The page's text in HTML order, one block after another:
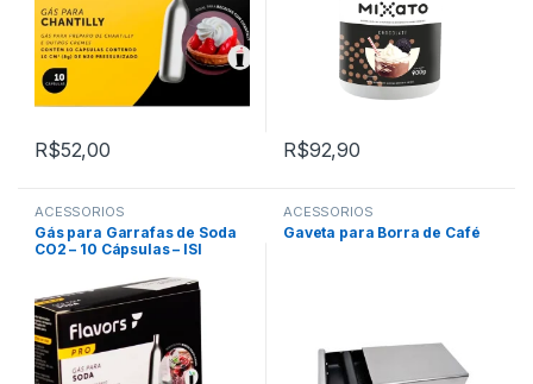
R$52,00 R$92,90
ACESSÓRIOS
Gás para Garrafas de Soda
CO2 – 10 Cápsulas – ISI
ACESSÓRIOS
Gaveta para Borra de Café